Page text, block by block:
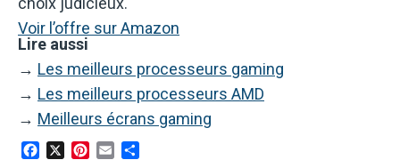
Voir l’offre sur Amazon
Lire aussi
→ Les meilleurs processeurs gaming
→ Les meilleurs processeurs AMD
→ Meilleurs écrans gaming
FacebookPinterest
Email